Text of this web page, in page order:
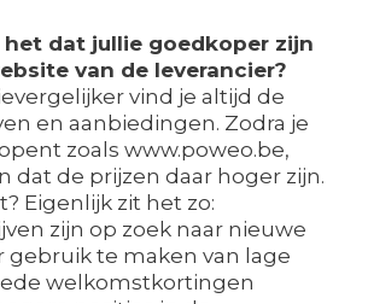
het dat jullie goedkoper zijn
van de leverancier?
vind je altijd de
en aanbiedingen. Zodra je
zoals www.poweo.be,
dat de prijzen daar hoger zijn.
Eigenlijk zit het zo:
zijn op zoek naar nieuwe
gebruik te maken van lage
welkomstkortingen